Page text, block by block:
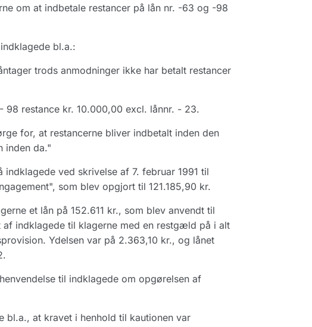
om at indbetale restancer på lån nr. -63 og -98
bl.a.:
trods anmodninger ikke har betalt restancer
restance kr. 10.000,00 excl. lånnr. - 23.
for, at restancerne bliver indbetalt inden den
inden da."
indklagede ved skrivelse af 7. februar 1991 til
som blev opgjort til 121.185,90 kr.
et lån på 152.611 kr., som blev anvendt til
indklagede til klagerne med en restgæld på i alt
Ydelsen var på 2.363,10 kr., og lånet
til indklagede om opgørelsen af
bl.a., at kravet i henhold til kautionen var